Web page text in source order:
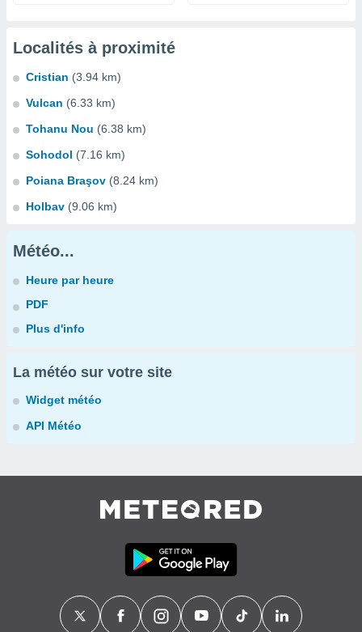
Localités à proximité
Cristian (3.94 km)
Vulcan (6.33 km)
Tohanu Nou (6.38 km)
Sohodol (7.16 km)
Poiana Braşov (8.24 km)
Holbav (9.06 km)
Météo...
Heure par heure
PDF
Plus d'info
La météo sur votre site
Widget météo
API Météo